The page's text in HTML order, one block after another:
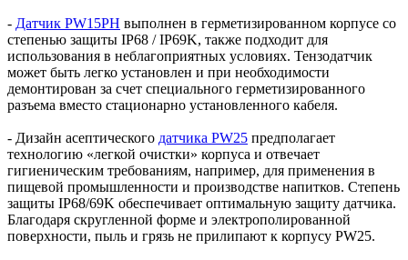
- Датчик PW15PH выполнен в герметизированном корпусе со
степенью защиты IP68 / IP69K, также подходит для
использования в неблагоприятных условиях. Тензодатчик
может быть легко установлен и при необходимости
демонтирован за счет специального герметизированного
разъема вместо стационарно установленного кабеля.
- Дизайн асептического датчика PW25 предполагает
технологию «легкой очистки» корпуса и отвечает
гигиеническим требованиям, например, для применения в
пищевой промышленности и производстве напитков. Степень
защиты IP68/69K обеспечивает оптимальную защиту датчика.
Благодаря скругленной форме и электрополированной
поверхности, пыль и грязь не прилипают к корпусу PW25.